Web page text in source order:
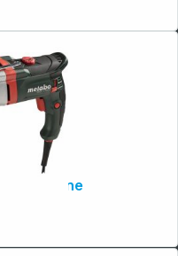
2 Schlagbohrmaschine